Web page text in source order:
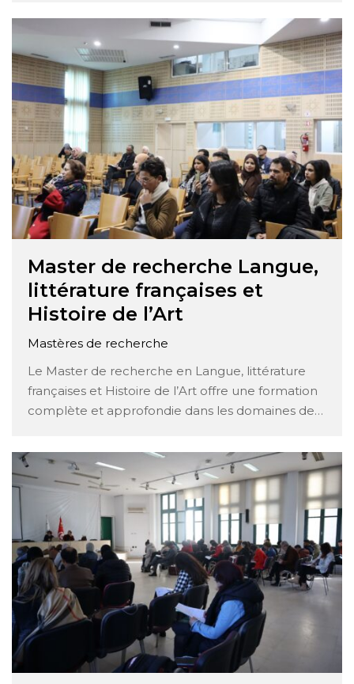
une description détaillée des modules enseignés
dans ce programme : Pragmatique: Étude de la
langue dans son contexte social et linguistique.
Stylistique : …
Master de recherche Langue,
littérature françaises et
Histoire de l’Art
Mastères de recherche
Le Master de recherche en Langue, littérature
françaises et Histoire de l’Art offre une formation
complète et approfondie dans les domaines de
de l’art. Voici une description détaillée des
matières enseignées dans ce programme :
Langue française : Syntaxe : Étude …